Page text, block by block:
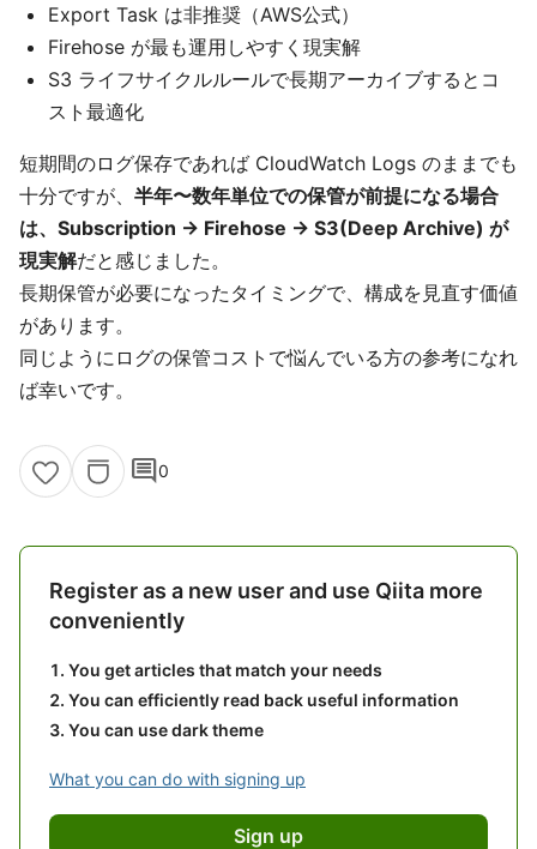
Export Task は非推奨（AWS公式）
Firehose が最も運用しやすく現実解
S3 ライフサイクルルールで長期アーカイブするとコ
スト最適化
短期間のログ保存であれば CloudWatch Logs のままでも
十分ですが、 半年〜数年単位での保管が前提になる場合
は、Subscription → Firehose → S3(Deep Archive) が
現実解だと感じました。
長期保管が必要になったタイミングで、構成を見直す価値
があります。
同じようにログの保管コストで悩んでいる方の参考になれ
ば幸いです。
comment0
Register as a new user and use Qiita more
conveniently
You get articles that match your needs
You can efficiently read back useful information
You can use dark theme
What you can do with signing up
Sign up